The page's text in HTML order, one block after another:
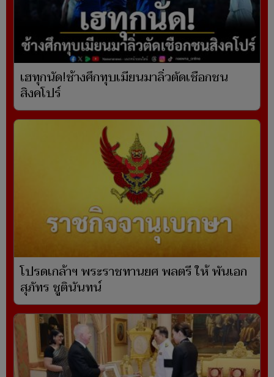
เฮทุกนัด!ช้างศึกทุบเมียนมาลิ่วตัดเชือกชน
สิงคโปร์
โปรดเกล้าฯ พระราชทานยศ พลตรี ให้ พันเอก
สุภัทร ชูตินันทน์